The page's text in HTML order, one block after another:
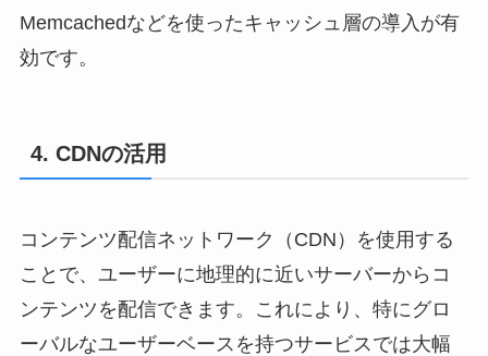
Memcachedなどを使ったキャッシュ層の導入が有
効です。
4. CDNの活用
コンテンツ配信ネットワーク（CDN）を使用する
ことで、ユーザーに地理的に近いサーバーからコ
ンテンツを配信できます。これにより、特にグロ
ーバルなユーザーベースを持つサービスでは大幅